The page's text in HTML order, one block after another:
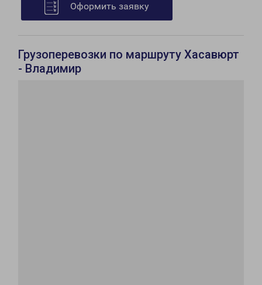
Оформить заявку
Грузоперевозки по маршруту Хасавюрт
- Владимир